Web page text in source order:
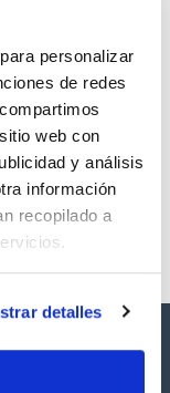
personalizar
de redes
web con
y análisis
información
recopilado a
detalles
son
en stock,